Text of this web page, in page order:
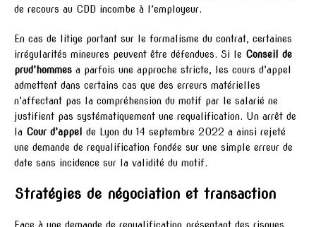
de recours au CDD incombe à l’employeur.
En cas de litige portant sur le formalisme du contrat, certaines
irrégularités mineures peuvent être défendues. Si le Conseil de
prud’hommes a parfois une approche stricte, les cours d’appel
admettent dans certains cas que des erreurs matérielles
n’affectant pas la compréhension du motif par le salarié ne
justifient pas systématiquement une requalification. Un arrêt de
la Cour d’appel
de Lyon du 14 septembre 2022 a ainsi rejeté
une demande de requalification fondée sur une simple erreur de
date sans incidence sur la validité du motif.
Stratégies de négociation et transaction